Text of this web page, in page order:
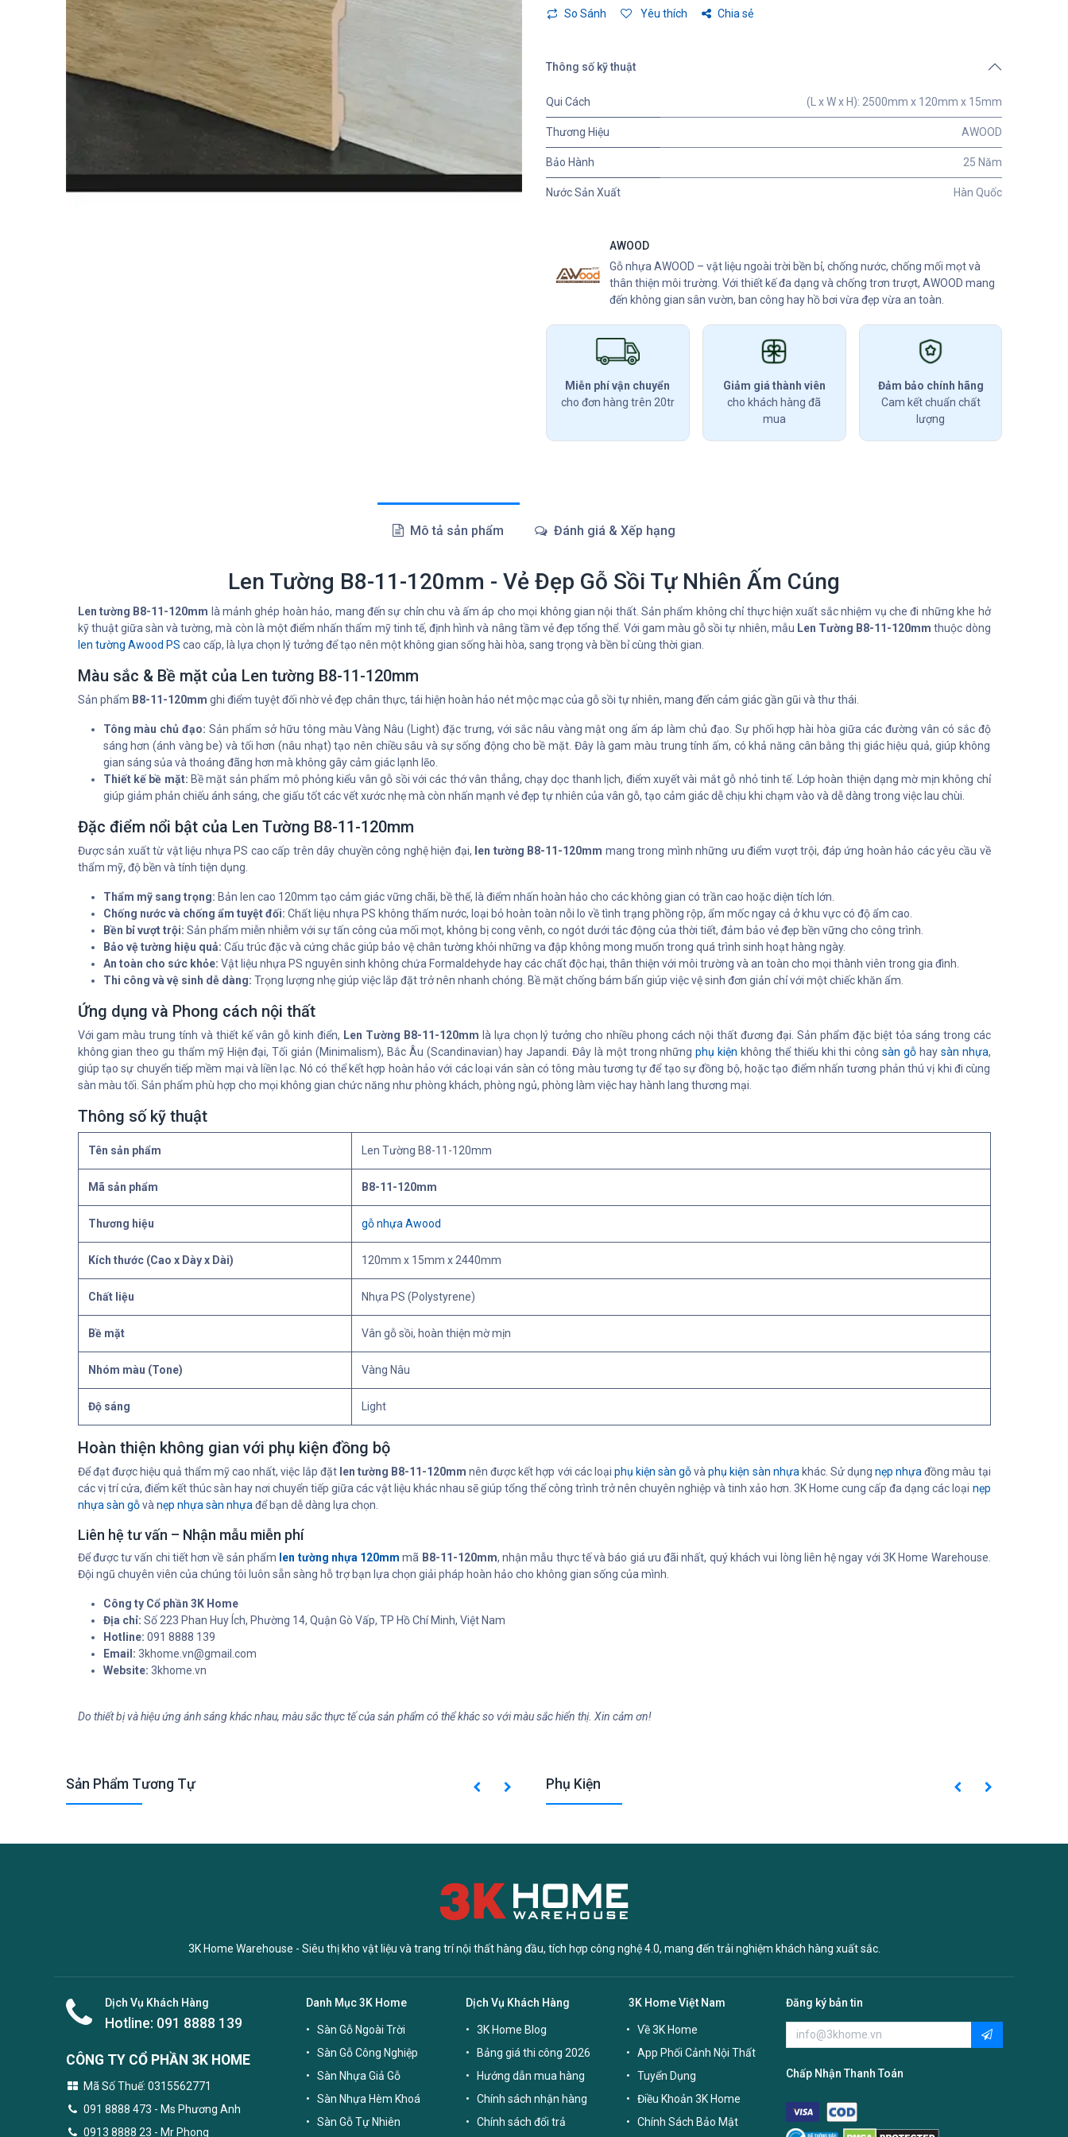
So Sánh Yêu thích Chia sẻ
Thông số kỹ thuật
Qui Cách (L x W x H): 2500mm x 120mm x 15mm
Thương Hiệu AWOOD
Bảo Hành 25 Năm
Nước Sản Xuất Hàn Quốc
AWOOD
Gỗ nhựa AWOOD – vật liệu ngoài trời bền bỉ, chống nước, chống mối mọt và
thân thiện môi trường. Với thiết kế đa dạng và chống trơn trượt, AWOOD mang
đến không gian sân vườn, ban công hay hồ bơi vừa đẹp vừa an toàn.
Miễn phí vận chuyển
cho đơn hàng trên 20tr
Giảm giá thành viên
cho khách hàng đã
mua
Đảm bảo chính hãng
Cam kết chuẩn chất
lượng
Mô tả sản phẩm Đánh giá & Xếp hạng
Len Tường B8-11-120mm - Vẻ Đẹp Gỗ Sồi Tự Nhiên Ấm Cúng
Len tường B8-11-120mm là mảnh ghép hoàn hảo, mang đến sự chỉn chu và ấm áp cho mọi không gian nội thất. Sản phẩm không chỉ thực hiện xuất sắc nhiệm vụ che đi những khe hở
kỹ thuật giữa sàn và tường, mà còn là một điểm nhấn thẩm mỹ tinh tế, định hình và nâng tầm vẻ đẹp tổng thể. Với gam màu gỗ sồi tự nhiên, mẫu Len Tường B8-11-120mm thuộc dòng
len tường Awood PS cao cấp, là lựa chọn lý tưởng để tạo nên một không gian sống hài hòa, sang trọng và bền bỉ cùng thời gian.
Màu sắc & Bề mặt của Len tường B8-11-120mm
Sản phẩm B8-11-120mm ghi điểm tuyệt đối nhờ vẻ đẹp chân thực, tái hiện hoàn hảo nét mộc mạc của gỗ sồi tự nhiên, mang đến cảm giác gần gũi và thư thái.
Tông màu chủ đạo: Sản phẩm sở hữu tông màu Vàng Nâu (Light) đặc trưng, với sắc nâu vàng mật ong ấm áp làm chủ đạo. Sự phối hợp hài hòa giữa các đường vân có sắc độ
sáng hơn (ánh vàng be) và tối hơn (nâu nhạt) tạo nên chiều sâu và sự sống động cho bề mặt. Đây là gam màu trung tính ấm, có khả năng cân bằng thị giác hiệu quả, giúp không
gian sáng sủa và thoáng đãng hơn mà không gây cảm giác lạnh lẽo.
Thiết kế bề mặt: Bề mặt sản phẩm mô phỏng kiểu vân gỗ sồi với các thớ vân thẳng, chạy dọc thanh lịch, điểm xuyết vài mắt gỗ nhỏ tinh tế. Lớp hoàn thiện dạng mờ mịn không chỉ
giúp giảm phản chiếu ánh sáng, che giấu tốt các vết xước nhẹ mà còn nhấn mạnh vẻ đẹp tự nhiên của vân gỗ, tạo cảm giác dễ chịu khi chạm vào và dễ dàng trong việc lau chùi.
Đặc điểm nổi bật của Len Tường B8-11-120mm
Được sản xuất từ vật liệu nhựa PS cao cấp trên dây chuyền công nghệ hiện đại, len tường B8-11-120mm mang trong mình những ưu điểm vượt trội, đáp ứng hoàn hảo các yêu cầu về
thẩm mỹ, độ bền và tính tiện dụng.
Thẩm mỹ sang trọng: Bản len cao 120mm tạo cảm giác vững chãi, bề thế, là điểm nhấn hoàn hảo cho các không gian có trần cao hoặc diện tích lớn.
Chống nước và chống ẩm tuyệt đối: Chất liệu nhựa PS không thấm nước, loại bỏ hoàn toàn nỗi lo về tình trạng phồng rộp, ẩm mốc ngay cả ở khu vực có độ ẩm cao.
Bền bỉ vượt trội: Sản phẩm miễn nhiễm với sự tấn công của mối mọt, không bị cong vênh, co ngót dưới tác động của thời tiết, đảm bảo vẻ đẹp bền vững cho công trình.
Bảo vệ tường hiệu quả: Cấu trúc đặc và cứng chắc giúp bảo vệ chân tường khỏi những va đập không mong muốn trong quá trình sinh hoạt hàng ngày.
An toàn cho sức khỏe: Vật liệu nhựa PS nguyên sinh không chứa Formaldehyde hay các chất độc hại, thân thiện với môi trường và an toàn cho mọi thành viên trong gia đình.
Thi công và vệ sinh dễ dàng: Trọng lượng nhẹ giúp việc lắp đặt trở nên nhanh chóng. Bề mặt chống bám bẩn giúp việc vệ sinh đơn giản chỉ với một chiếc khăn ẩm.
Ứng dụng và Phong cách nội thất
Với gam màu trung tính và thiết kế vân gỗ kinh điển, Len Tường B8-11-120mm là lựa chọn lý tưởng cho nhiều phong cách nội thất đương đại. Sản phẩm đặc biệt tỏa sáng trong các
không gian theo gu thẩm mỹ Hiện đại, Tối giản (Minimalism), Bắc Âu (Scandinavian) hay Japandi. Đây là một trong nhữngphụ kiện không thể thiếu khi thi côngsàn gỗ hay sàn nhựa,
giúp tạo sự chuyển tiếp mềm mại và liền lạc. Nó có thể kết hợp hoàn hảo với các loại ván sàn có tông màu tương tự để tạo sự đồng bộ, hoặc tạo điểm nhấn tương phản thú vị khi đi cùng
sàn màu tối. Sản phẩm phù hợp cho mọi không gian chức năng như phòng khách, phòng ngủ, phòng làm việc hay hành lang thương mại.
Thông số kỹ thuật
Tên sản phẩm Len Tường B8-11-120mm
Mã sản phẩm B8-11-120mm
Thương hiệu gỗ nhựa Awood
Kích thước (Cao x Dày x Dài) 120mm x 15mm x 2440mm
Chất liệu Nhựa PS (Polystyrene)
Bề mặt Vân gỗ sồi, hoàn thiện mờ mịn
Nhóm màu (Tone) Vàng Nâu
Độ sáng Light
Hoàn thiện không gian với phụ kiện đồng bộ
Để đạt được hiệu quả thẩm mỹ cao nhất, việc lắp đặt len tường B8-11-120mm nên được kết hợp với các loại phụ kiện sàn gỗvàphụ kiện sàn nhựa khác. Sử dụngnẹp nhựa đồng màu tại
các vị trí cửa, điểm kết thúc sàn hay nơi chuyển tiếp giữa các vật liệu khác nhau sẽ giúp tổng thể công trình trở nên chuyên nghiệp và tinh xảo hơn. 3K Home cung cấp đa dạng các loại nẹp
nhựa sàn gỗvà nẹp nhựa sàn nhựa để bạn dễ dàng lựa chọn.
Liên hệ tư vấn – Nhận mẫu miễn phí
Để được tư vấn chi tiết hơn về sản phẩm len tường nhựa 120mm mã B8-11-120mm, nhận mẫu thực tế và báo giá ưu đãi nhất, quý khách vui lòng liên hệ ngay với 3K Home Warehouse.
Đội ngũ chuyên viên của chúng tôi luôn sẵn sàng hỗ trợ bạn lựa chọn giải pháp hoàn hảo cho không gian sống của mình.
Công ty Cổ phần 3K Home
Địa chỉ: Số 223 Phan Huy Ích, Phường 14, Quận Gò Vấp, TP Hồ Chí Minh, Việt Nam
Hotline: 091 8888 139
Email: 3khome.vn@gmail.com
Website: 3khome.vn
Do thiết bị và hiệu ứng ánh sáng khác nhau, màu sắc thực tế của sản phẩm có thể khác so với màu sắc hiển thị. Xin cảm ơn!
Sản Phẩm Tương Tự Phụ Kiện
3K Home Warehouse - Siêu thị kho vật liệu và trang trí nội thất hàng đầu, tích hợp công nghệ 4.0, mang đến trải nghiệm khách hàng xuất sắc.
Dịch Vụ Khách Hàng
Hotline: 091 8888 139
CÔNG TY CỔ PHẦN 3K HOME
Mã Số Thuế: 0315562771
091 8888 473 - Ms Phương Anh
0913 8888 23 - Mr Phong
Danh Mục 3K Home
Sàn Gỗ Ngoài Trời
Sàn Gỗ Công Nghiệp
Sàn Nhựa Giả Gỗ
Sàn Nhựa Hèm Khoá
Sàn Gỗ Tự Nhiên
Dịch Vụ Khách Hàng
3K Home Blog
Bảng giá thi công 2026
Hướng dẫn mua hàng
Chính sách nhận hàng
Chính sách đổi trả
3K Home Việt Nam
Về 3K Home
App Phối Cảnh Nội Thất
Tuyển Dụng
Điều Khoản 3K Home
Chính Sách Bảo Mật
Đăng ký bản tin
Chấp Nhận Thanh Toán